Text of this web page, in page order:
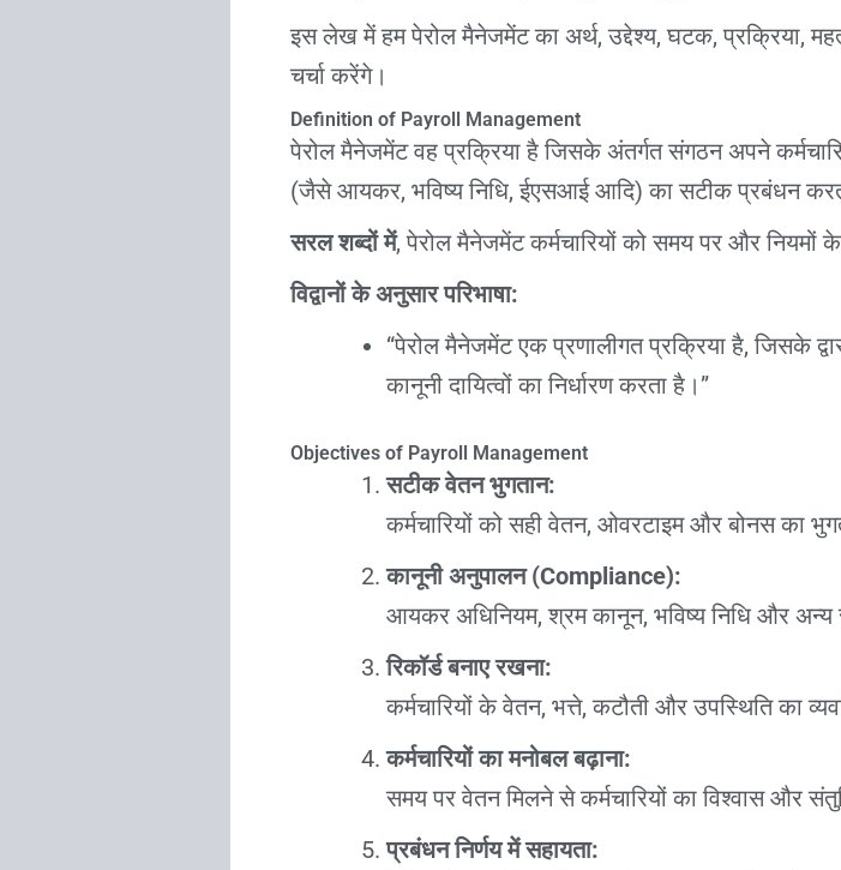
इस लेख में हम पेरोल मैनेजमेंट का अर्थ, उद्देश्य, घटक, प्रक्रिया,
चर्चा करेंगे।
Definition of Payroll Management
पेरोल मैनेजमेंट वह प्रक्रिया है जिसके अंतर्गत संगठन अपने
(जैसे आयकर, भविष्य निधि, ईएसआई आदि) का सटीक प्रबंधन
सरल शब्दों में, पेरोल मैनेजमेंट कर्मचारियों को समय पर और
विद्वानों के अनुसार परिभाषा:
“पेरोल मैनेजमेंट एक प्रणालीगत प्रक्रिया है, जिसके
कानूनी दायित्वों का निर्धारण करता है।”
Objectives of Payroll Management
सटीक वेतन भुगतान:
कर्मचारियों को सही वेतन, ओवरटाइम और बोनस का
कानूनी अनुपालन (Compliance):
आयकर अधिनियम, श्रम कानून, भविष्य निधि और अन्य
रिकॉर्ड बनाए रखना:
कर्मचारियों के वेतन, भत्ते, कटौती और उपस्थिति का
कर्मचारियों का मनोबल बढ़ाना:
समय पर वेतन मिलने से कर्मचारियों का विश्वास और
प्रबंधन निर्णय में सहायता: